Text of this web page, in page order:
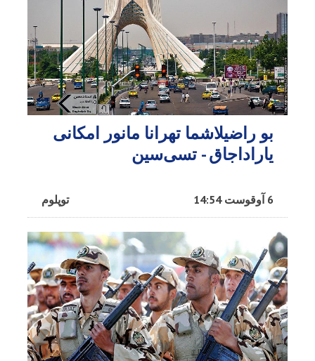
بو راضیلاشما تهرانا مانور امکانی
یاراداجاق - تسی‌سین
توپلوم 6 آوقوست 14:54